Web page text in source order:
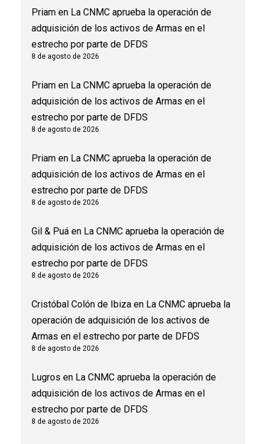
Priam en La CNMC aprueba la operación de
adquisición de los activos de Armas en el
estrecho por parte de DFDS
8 de agosto de 2026
Priam en La CNMC aprueba la operación de
adquisición de los activos de Armas en el
estrecho por parte de DFDS
8 de agosto de 2026
Priam en La CNMC aprueba la operación de
adquisición de los activos de Armas en el
estrecho por parte de DFDS
8 de agosto de 2026
Gil & Puá en La CNMC aprueba la operación de
adquisición de los activos de Armas en el
estrecho por parte de DFDS
8 de agosto de 2026
Cristóbal Colón de Ibiza en La CNMC aprueba la
operación de adquisición de los activos de
Armas en el estrecho por parte de DFDS
8 de agosto de 2026
Lugros en La CNMC aprueba la operación de
adquisición de los activos de Armas en el
estrecho por parte de DFDS
8 de agosto de 2026